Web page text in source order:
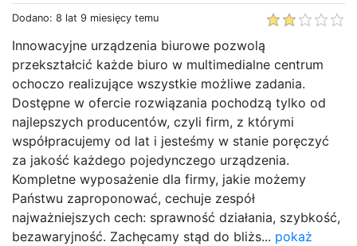
Dodano: 8 lat 9 miesięcy temu
Innowacyjne urządzenia biurowe pozwolą
przekształcić każde biuro w multimedialne centrum
ochoczo realizujące wszystkie możliwe zadania.
Dostępne w ofercie rozwiązania pochodzą tylko od
najlepszych producentów, czyli firm, z którymi
współpracujemy od lat i jesteśmy w stanie poręczyć
za jakość każdego pojedynczego urządzenia.
Kompletne wyposażenie dla firmy, jakie możemy
Państwu zaproponować, cechuje zespół
najważniejszych cech: sprawność działania, szybkość,
bezawaryjność. Zachęcamy stąd do bliżs... pokaż